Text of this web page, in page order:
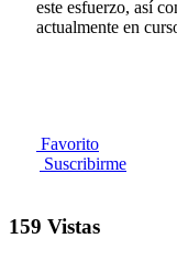
este esfuerzo, así
actualmente en
Favorito
Suscribirme
159 Vistas